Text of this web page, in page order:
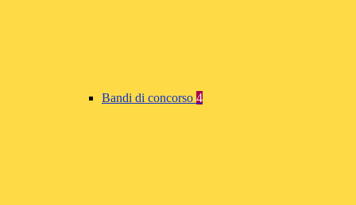
Bandi di concorso 4